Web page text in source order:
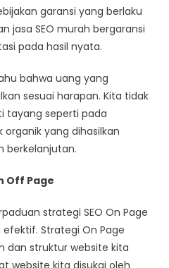
garansi yang berlaku
jasa SEO murah bergaransi
pada hasil nyata.
bahwa uang yang
sesuai harapan. Kita tidak
tayang seperti pada
yang dihasilkan
berkelanjutan.
Off Page
strategi SEO On Page
Strategi On Page
dan struktur website kita